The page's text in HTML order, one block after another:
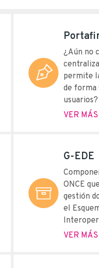
¿Aún no
permite
de forma
usuarios?
VER MÁS
G-EDE
ONCE
gestión
el
VER MÁS